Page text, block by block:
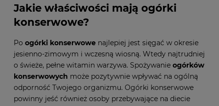
Jakie właściwości mają ogórki
konserwowe?
Po ogórki konserwowe najlepiej jest sięgać w okresie
jesienno-zimowym i wczesną wiosną. Wtedy najtrudniej
o świeże, pełne witamin warzywa. Spożywanie ogórków
konserwowych może pozytywnie wpływać na ogólną
odporność Twojego organizmu. Ogórki konserwowe
powinny jeść również osoby przebywające na diecie